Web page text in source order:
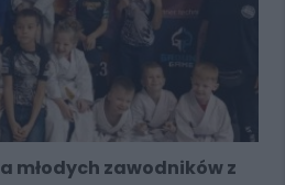
młodych zawodników z